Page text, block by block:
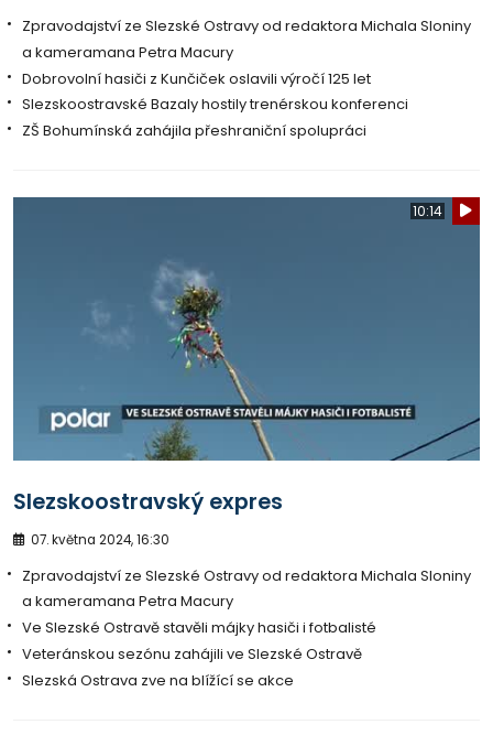
Zpravodajství ze Slezské Ostravy od redaktora Michala Sloniny
a kameramana Petra Macury
Dobrovolní hasiči z Kunčiček oslavili výročí 125 let
Slezskoostravské Bazaly hostily trenérskou konferenci
ZŠ Bohumínská zahájila přeshraniční spolupráci
10:14
Slezskoostravský expres
07. května 2024, 16:30
Zpravodajství ze Slezské Ostravy od redaktora Michala Sloniny
a kameramana Petra Macury
Ve Slezské Ostravě stavěli májky hasiči i fotbalisté
Veteránskou sezónu zahájili ve Slezské Ostravě
Slezská Ostrava zve na blížící se akce